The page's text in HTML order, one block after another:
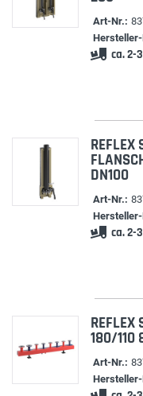
Art-Nr.:
ca. 2-
REFLEX
DN100
Art-Nr.:
ca. 2-
REFLEX
180/110
Art-Nr.: